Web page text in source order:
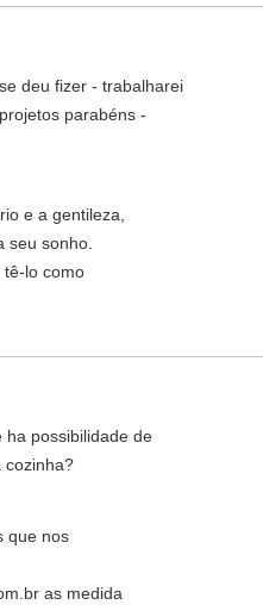
deu fizer - trabalharei
parabéns -
e a gentileza,
seu sonho.
tê-lo como
ha possibilidade de
cozinha?
que nos
as medida